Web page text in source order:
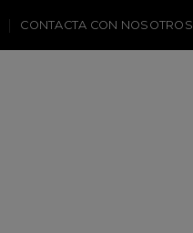
CONTACTA CON NOSOTROS